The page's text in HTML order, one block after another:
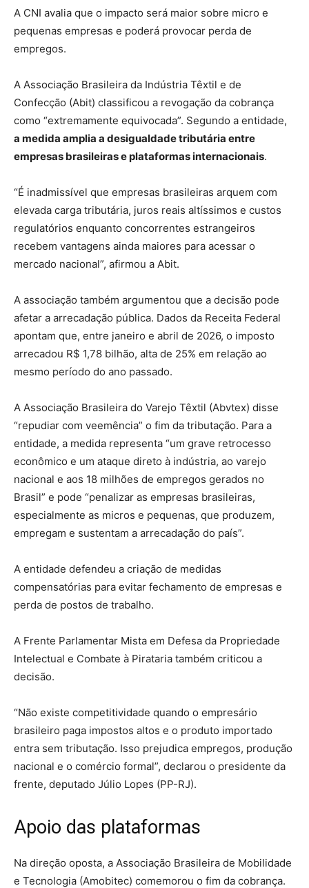
A CNI avalia que o impacto será maior sobre micro e
pequenas empresas e poderá provocar perda de
empregos.
A Associação Brasileira da Indústria Têxtil e de
Confecção (Abit) classificou a revogação da cobrança
como “extremamente equivocada”. Segundo a entidade,
a medida amplia a desigualdade tributária entre
empresas brasileiras e plataformas internacionais.
“É inadmissível que empresas brasileiras arquem com
elevada carga tributária, juros reais altíssimos e custos
regulatórios enquanto concorrentes estrangeiros
recebem vantagens ainda maiores para acessar o
mercado nacional”, afirmou a Abit.
A associação também argumentou que a decisão pode
afetar a arrecadação pública. Dados da Receita Federal
apontam que, entre janeiro e abril de 2026, o imposto
arrecadou R$ 1,78 bilhão, alta de 25% em relação ao
mesmo período do ano passado.
A Associação Brasileira do Varejo Têxtil (Abvtex) disse
“repudiar com veemência” o fim da tributação. Para a
entidade, a medida representa “um grave retrocesso
econômico e um ataque direto à indústria, ao varejo
nacional e aos 18 milhões de empregos gerados no
Brasil” e pode “penalizar as empresas brasileiras,
especialmente as micros e pequenas, que produzem,
empregam e sustentam a arrecadação do país”.
A entidade defendeu a criação de medidas
compensatórias para evitar fechamento de empresas e
perda de postos de trabalho.
A Frente Parlamentar Mista em Defesa da Propriedade
Intelectual e Combate à Pirataria também criticou a
decisão.
“Não existe competitividade quando o empresário
brasileiro paga impostos altos e o produto importado
entra sem tributação. Isso prejudica empregos, produção
nacional e o comércio formal”, declarou o presidente da
frente, deputado Júlio Lopes (PP-RJ).
Apoio das plataformas
Na direção oposta, a Associação Brasileira de Mobilidade
e Tecnologia (Amobitec) comemorou o fim da cobrança.